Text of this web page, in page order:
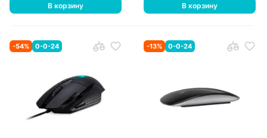
В корзину В корзину
-54% 0-0-24 -13% 0-0-24